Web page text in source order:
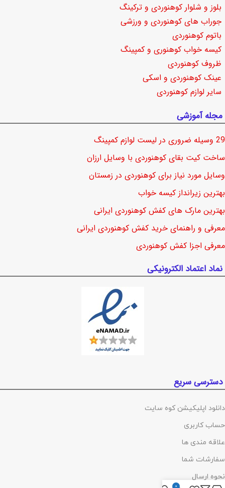
بلوز و شلوار کوهنوردی و ترکینگ
جوراب های کوهنوردی و ورزشی
باتوم کوهنوردی
کیسه خواب کوهنوری و کمپینگ
ظروف کوهنوردی
عینک کوهنوردی و اسکی
سایر لوازم کوهنوردی
مجله آموزشی
29 وسیله ضروری در لیست لوازم کمپینگ
ساخت کیت بقای کوهنوردی با وسایل ارزان
وسایل مورد نیاز برای کوهنوردی در زمستان
بهترین زیرانداز کیسه خواب
بهترین مارک های کفش کوهنوردی ایرانی
معرفی و راهنمای خرید کفش کوهنوردی ایرانی
معرفی اجزا کفش کوهنوردی
نماد اعتماد الکترونیکی
دسترسی سریع
دانلود اپلیکیشن کوه سایت
حساب کاربری
علاقه مندی ها
سفارشات شما
نحوه ارسال
0